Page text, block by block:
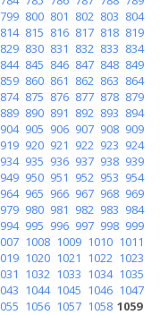
799 800 801 802 803 804
814 815 816 817 818 819
829 830 831 832 833 834
844 845 846 847 848 849
859 860 861 862 863 864
874 875 876 877 878 879
889 890 891 892 893 894
904 905 906 907 908 909
919 920 921 922 923 924
934 935 936 937 938 939
949 950 951 952 953 954
964 965 966 967 968 969
979 980 981 982 983 984
994 995 996 997 998 999
1008 1009 1010 1011
1020 1021 1022 1023
1032 1033 1034 1035
1044 1045 1046 1047
1056 1057 1058 1059